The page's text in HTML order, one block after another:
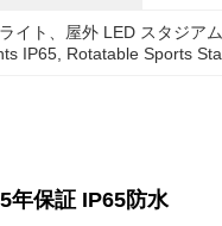
イト、屋外 LED スタジア
IP65 Rotatable Sports
年保証 IP65防水